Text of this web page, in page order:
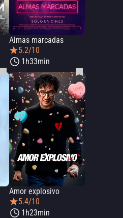
Almas marcadas
5.2/10
1h33min
Amor explosivo
5.4/10
1h23min